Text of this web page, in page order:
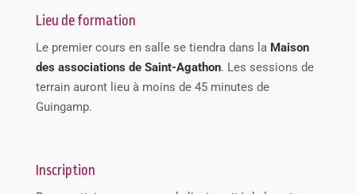
Lieu de formation
Le premier cours en salle se tiendra dans la Maison
des associations de Saint-Agathon. Les sessions de
terrain auront lieu à moins de 45 minutes de
Guingamp.
Inscription